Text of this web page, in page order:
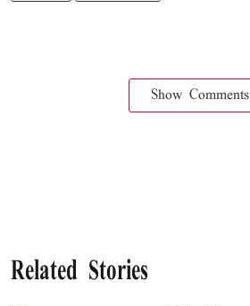
Show Comments
Related Stories